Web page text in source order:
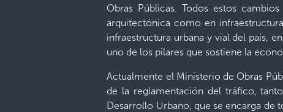
Obras Públicas. Todos estos
arquitectónica como en
infraestructura urbana y vial del país,
uno de los pilares que sostiene la
Actualmente el Ministerio de Obras
de la reglamentación del tráfico,
Desarrollo Urbano, que se encarga